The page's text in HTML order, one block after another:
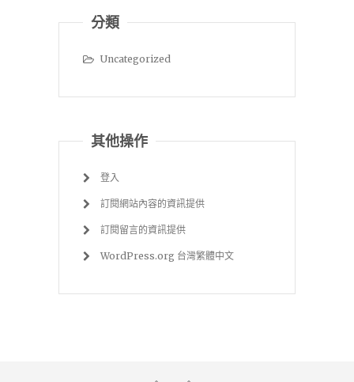
分類
Uncategorized
其他操作
登入
訂閱網站內容的資訊提供
訂閱留言的資訊提供
WordPress.org 台灣繁體中文